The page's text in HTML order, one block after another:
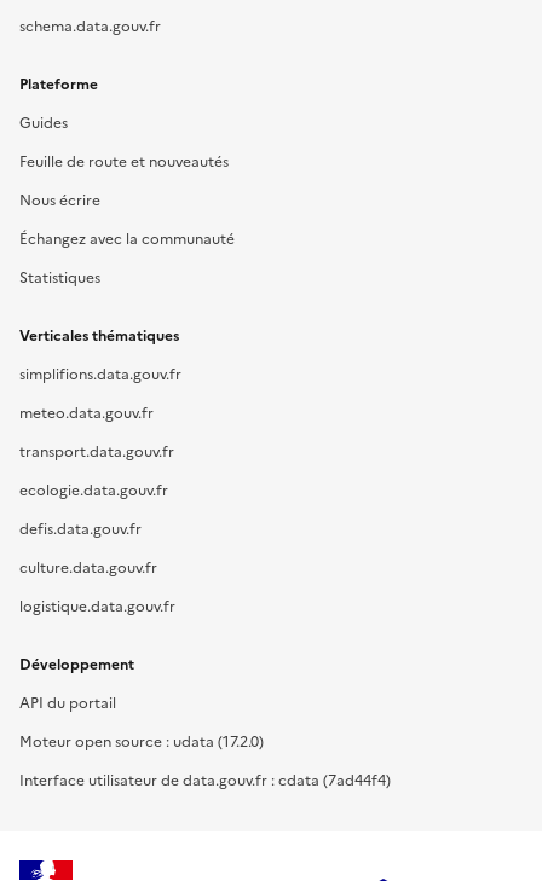
schema.data.gouv.fr
Plateforme
Guides
Feuille de route et nouveautés
Nous écrire
Échangez avec la communauté
Statistiques
Verticales thématiques
simplifions.data.gouv.fr
meteo.data.gouv.fr
transport.data.gouv.fr
ecologie.data.gouv.fr
defis.data.gouv.fr
culture.data.gouv.fr
logistique.data.gouv.fr
Développement
API du portail
Moteur open source : udata (17.2.0)
Interface utilisateur de data.gouv.fr : cdata (7ad44f4)